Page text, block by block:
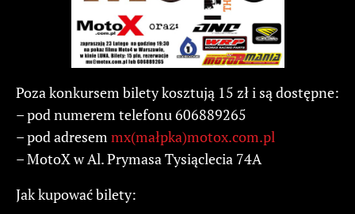
Poza konkursem bilety kosztują 15 zł i są dostępne:
– pod numerem telefonu 606889265
– pod adresemmx(małpka)motox.com.pl
– MotoX w Al. Prymasa Tysiąclecia 74A
Jak kupować bilety: